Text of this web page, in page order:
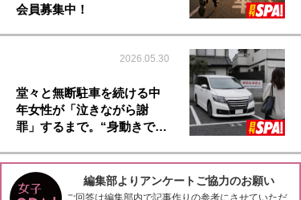
会員募集中！
2026.05.30
堂々と無断駐車を続ける中
年女性が「泣きながら謝
罪」するまで。“身動きで…